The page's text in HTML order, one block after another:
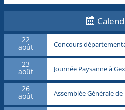
22
août Concours
23
août Journée Paysanne à
26
août Assemblée Générale